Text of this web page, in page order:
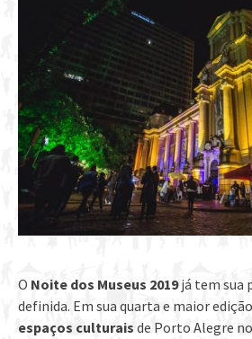
O Noite dos Museus 2019já tem sua
definida. Em sua quarta e maior
espaços culturais de Porto Alegre